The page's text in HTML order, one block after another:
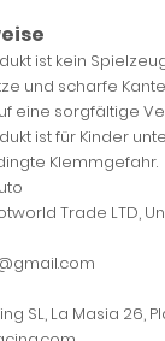
ist kein
und scharfe
eine sorgfältige
ist für Kinder
Klemmgefahr.
Trade LTD,
SL, La Masia 26,